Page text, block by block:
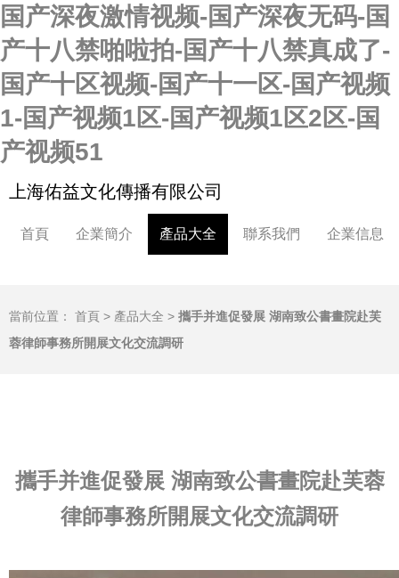
国产深夜激情视频-国产深夜无码-国
产十八禁啪啦拍-国产十八禁真成了-
国产十区视频-国产十一区-国产视频
1-国产视频1区-国产视频1区2区-国
产视频51
上海佑益文化傳播有限公司
首頁 企業簡介 產品大全 聯系我們 企業信息
當前位置： 首頁 > 產品大全 > 攜手并進促發展 湖南致公書畫院赴芙
蓉律師事務所開展文化交流調研
攜手并進促發展 湖南致公書畫院赴芙蓉
律師事務所開展文化交流調研